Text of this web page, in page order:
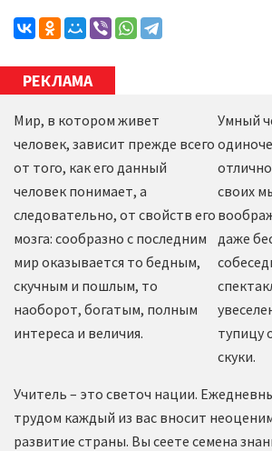
РЕКЛАМА
Мир, в котором живет
человек, зависит прежде всего
от того, как его данный
человек понимает, а
следовательно, от свойств его
мозга: сообразно с последним
мир оказывается то бедным,
скучным и пошлым, то
наоборот, богатым, полным
интереса и величия.
Умный
своих
даже
тупицу
скуки.
Учитель – это светоч нации.
трудом каждый из вас вносит
развитие страны. Вы сеете семена